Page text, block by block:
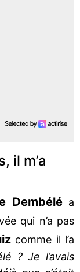
il m’a
Dembélé a
qui n’a pas
comme il l’a
? Je l’avais